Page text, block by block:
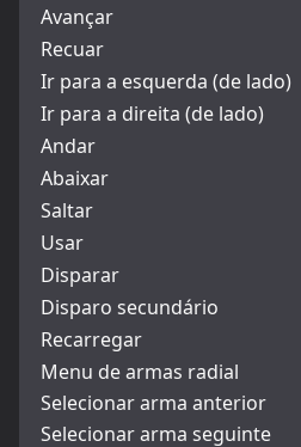
Avançar
Recuar
Ir para a esquerda (de lado)
Ir para a direita (de lado)
Andar
Abaixar
Saltar
Usar
Disparar
Disparo secundário
Recarregar
Menu de armas radial
Selecionar arma anterior
Selecionar arma seguinte